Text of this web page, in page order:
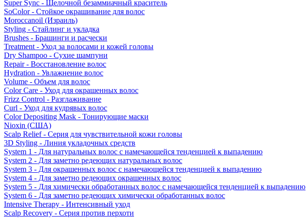
Super Sync - Щелочной безаммиачный краситель
SoColor - Стойкое окрашивание для волос
Moroccanoil (Израиль)
Styling - Стайлинг и укладка
Brushes - Брашинги и расчески
Treatment - Уход за волосами и кожей головы
Dry Shampoo - Сухие шампуни
Repair - Восстановление волос
Hydration - Увлажнение волос
Volume - Объем для волос
Color Care - Уход для окрашенных волос
Frizz Control - Разглаживание
Curl - Уход для кудрявых волос
Color Depositing Mask - Тонирующие маски
Nioxin (США)
Scalp Relief - Серия для чувствительной кожи головы
3D Styling - Линия укладочных средств
System 1 - Для натуральных волос с намечающейся тенденцией к выпадению
System 2 - Для заметно редеющих натуральных волос
System 3 - Для окрашенных волос с намечающейся тенденцией к выпадению
System 4 - Для заметно редеющих окрашенных волос
System 5 - Для химически обработанных волос с намечающейся тенденцией к выпадению
System 6 - Для заметно редеющих химически обработанных волос
Intensive Therapy - Интенсивный уход
Scalp Recovery - Серия против перхоти